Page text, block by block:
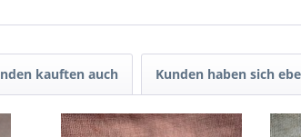
kauften auch Kunden haben sich